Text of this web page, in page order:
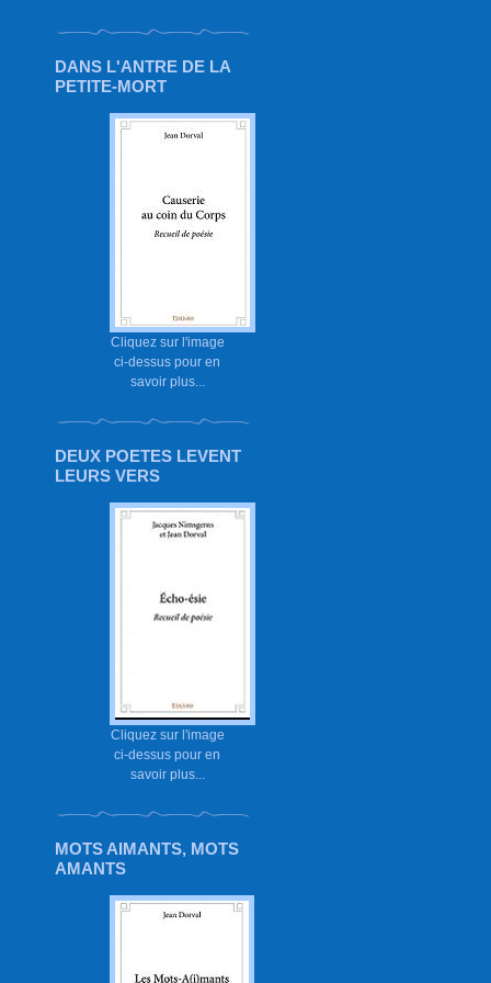
DANS L'ANTRE DE LA
PETITE-MORT
Cliquez sur l'image
ci-dessus pour en
savoir plus...
DEUX POETES LEVENT
LEURS VERS
Cliquez sur l'image
ci-dessus pour en
savoir plus...
MOTS AIMANTS, MOTS
AMANTS